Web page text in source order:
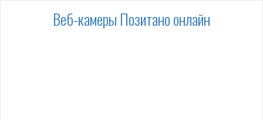
Веб-камеры Позитано онлайн